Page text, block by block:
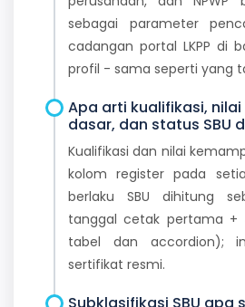
sebagai parameter
cadangan portal LKPP di
profil - sama seperti yang
Apa arti kualifikasi,
dasar, dan status SBU
Kualifikasi dan nilai
kolom register pada
berlaku SBU dihitung
tanggal cetak pertama
tabel dan accordion);
sertifikat resmi.
Subklasifikasi SBU apa